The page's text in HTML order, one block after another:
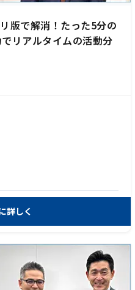
版で解消！たった5分の
でリアルタイムの活動分
詳しく